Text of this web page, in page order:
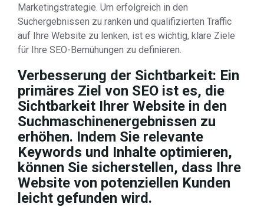
Marketingstrategie. Um erfolgreich in den
Suchergebnissen zu ranken und qualifizierten Traffic
auf Ihre Website zu lenken, ist es wichtig, klare Ziele
für Ihre SEO-Bemühungen zu definieren.
Verbesserung der Sichtbarkeit: Ein
primäres Ziel von SEO ist es, die
Sichtbarkeit Ihrer Website in den
Suchmaschinenergebnissen zu
erhöhen. Indem Sie relevante
Keywords und Inhalte optimieren,
können Sie sicherstellen, dass Ihre
Website von potenziellen Kunden
leicht gefunden wird.